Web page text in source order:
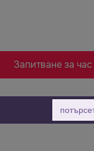
Запитване за час
за: